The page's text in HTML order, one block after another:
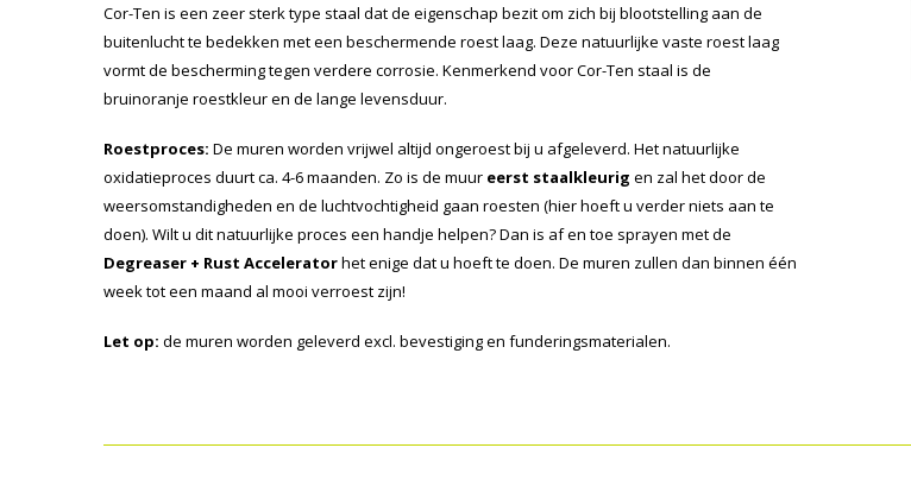
Cor-Ten is een zeer sterk type staal dat de eigenschap bezit om zich bij blootstelling aan de
buitenlucht te bedekken met een beschermende roest laag. Deze natuurlijke vaste roest laag
vormt de bescherming tegen verdere corrosie. Kenmerkend voor Cor-Ten staal is de
bruinoranje roestkleur en de lange levensduur.
Roestproces: De muren worden vrijwel altijd ongeroest bij u afgeleverd. Het natuurlijke
oxidatieproces duurt ca. 4-6 maanden. Zo is de muur eerst staalkleurig en zal het door de
weersomstandigheden en de luchtvochtigheid gaan roesten (hier hoeft u verder niets aan te
doen). Wilt u dit natuurlijke proces een handje helpen? Dan is af en toe sprayen met de
Degreaser + Rust Acceleratorhet enige dat u hoeft te doen. De muren zullen dan binnen één
week tot een maand al mooi verroest zijn!
Let op: de muren worden geleverd excl. bevestiging en funderingsmaterialen.